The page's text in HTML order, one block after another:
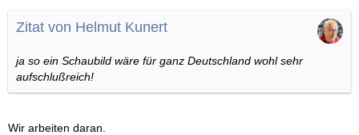
Zitat von Helmut Kunert
ja so ein Schaubild wäre für ganz Deutschland wohl sehr
aufschlußreich!
Wir arbeiten daran.